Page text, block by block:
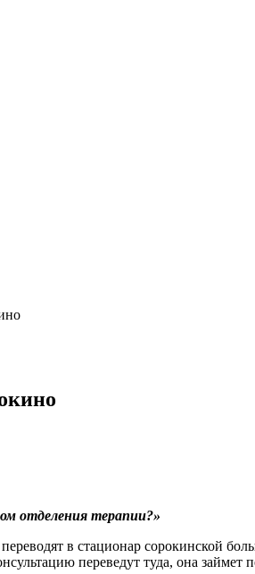
отделения терапии?»
в стационар сорокинской
переведут туда, она займет